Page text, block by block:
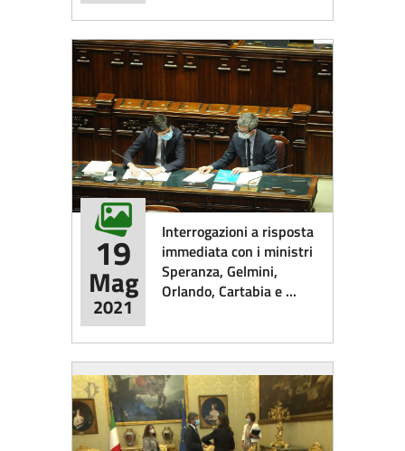
Interrogazioni a risposta
immediata con i ministri
Speranza, Gelmini,
Orlando, Cartabia e ...
19
Mag
2021